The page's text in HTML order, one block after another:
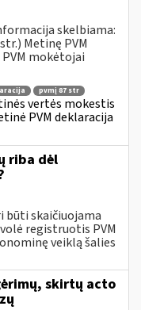
skelbiama:
Metinę PVM
mokėtojai
pvmį 87 str
vertės mokestis
PVM deklaracija
riba dėl
būti skaičiuojama
registruotis PVM
veiklą šalies
skirtų acto